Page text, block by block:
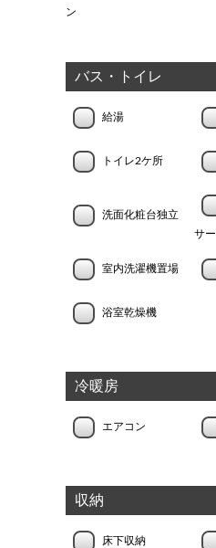
ン
バス・トイレ
給湯
トイレ2ケ所
洗面化粧台独立
サー
室内洗濯機置場
浴室乾燥機
冷暖房
エアコン
収納
床下収納